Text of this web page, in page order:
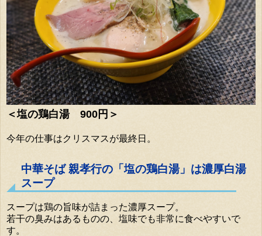
＜塩の鶏白湯 900円＞
今年の仕事はクリスマスが最終日。
中華そば 親孝行の「塩の鶏白湯」は濃厚白湯
スープ
スープは鶏の旨味が詰まった濃厚スープ。
若干の臭みはあるものの、塩味でも非常に食べやすいで
す。